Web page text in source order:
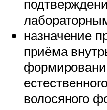
назначение
приёма
волосяного